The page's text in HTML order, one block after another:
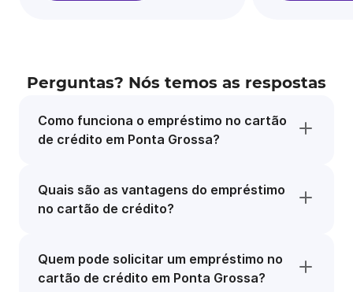
Perguntas? Nós temos as respostas
Como funciona o empréstimo no cartão
de crédito em Ponta Grossa?
Quais são as vantagens do empréstimo
no cartão de crédito?
Quem pode solicitar um empréstimo no
cartão de crédito em Ponta Grossa?